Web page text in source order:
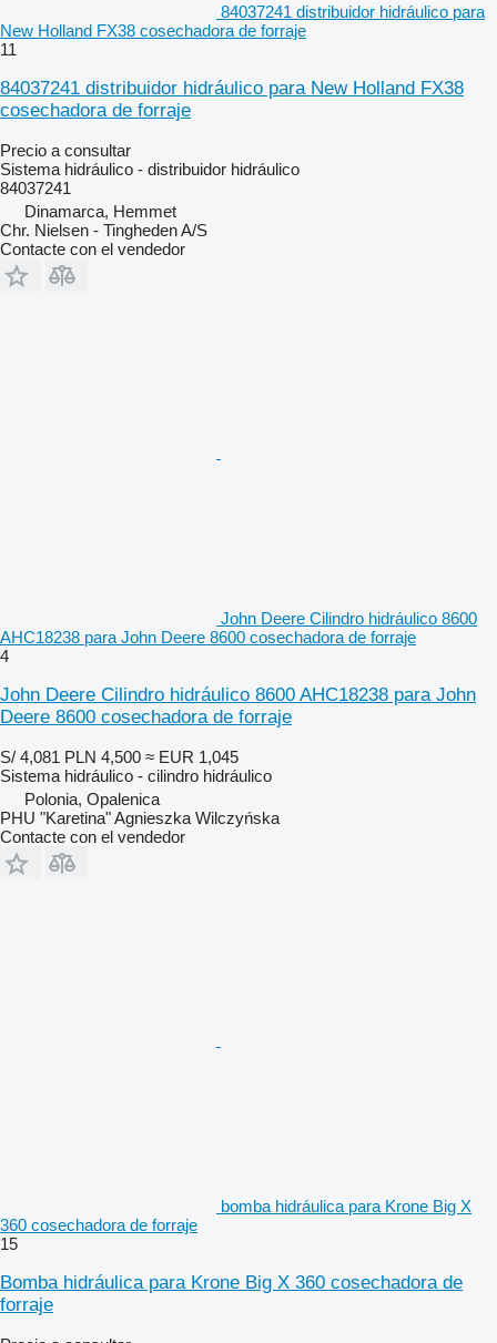
84037241 distribuidor hidráulico para
New Holland FX38 cosechadora de forraje
11
84037241 distribuidor hidráulico para New Holland FX38
cosechadora de forraje
Precio a consultar
Sistema hidráulico - distribuidor hidráulico
84037241
Dinamarca, Hemmet
Chr. Nielsen - Tingheden A/S
Contacte con el vendedor
John Deere Cilindro hidráulico 8600
AHC18238 para John Deere 8600 cosechadora de forraje
4
John Deere Cilindro hidráulico 8600 AHC18238 para John
Deere 8600 cosechadora de forraje
S/ 4,081 PLN 4,500 ≈ EUR 1,045
Sistema hidráulico - cilindro hidráulico
Polonia, Opalenica
PHU "Karetina" Agnieszka Wilczyńska
Contacte con el vendedor
bomba hidráulica para Krone Big X
360 cosechadora de forraje
15
Bomba hidráulica para Krone Big X 360 cosechadora de
forraje